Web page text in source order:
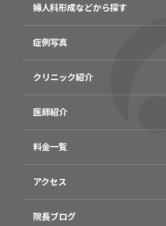
婦人科形成などから探す
症例写真
クリニック紹介
医師紹介
料金一覧
アクセス
院長ブログ